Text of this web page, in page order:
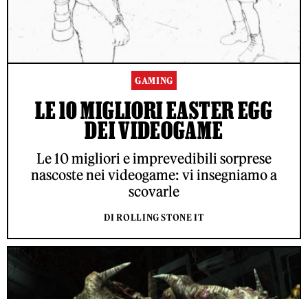
GAMING
LE 10 MIGLIORI EASTER EGG
DEI VIDEOGAME
Le 10 migliori e imprevedibili sorprese
nascoste nei videogame: vi insegniamo a
scovarle
DI ROLLING STONE IT